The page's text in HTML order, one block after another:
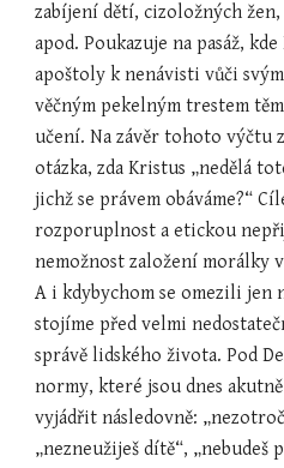
zabíjení dětí, cizoložných
apod. Poukazuje na pasáž,
apoštoly k nenávisti vůči
věčným pekelným trestem
učení. Na závěr tohoto výčtu
otázka, zda Kristus „nedělá
jichž se právem obáváme?“
rozporuplnost a etickou
nemožnost založení morálky
A i kdybychom se omezili jen
stojíme před velmi
správě lidského života. Pod
normy, které jsou dnes
vyjádřit následovně:
„nezneužiješ dítě“, „nebudeš